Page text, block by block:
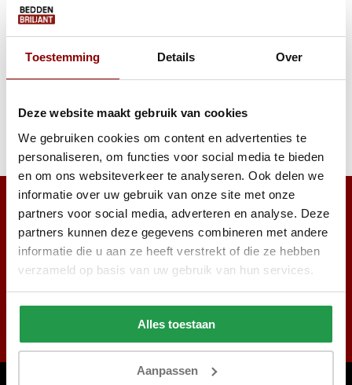
Toestemming Details Over
Deze website maakt gebruik van cookies
We gebruiken cookies om content en advertenties te
personaliseren, om functies voor social media te bieden
en om ons websiteverkeer te analyseren. Ook delen we
informatie over uw gebruik van onze site met onze
partners voor social media, adverteren en analyse. Deze
partners kunnen deze gegevens combineren met andere
informatie die u aan ze heeft verstrekt of die ze hebben
verzameld op basis van uw gebruik van hun services.
Alles toestaan
Aanpassen
1 tot 2 werkdagen
24,95 19,95
* Lees hier de wettelijke beperkingen